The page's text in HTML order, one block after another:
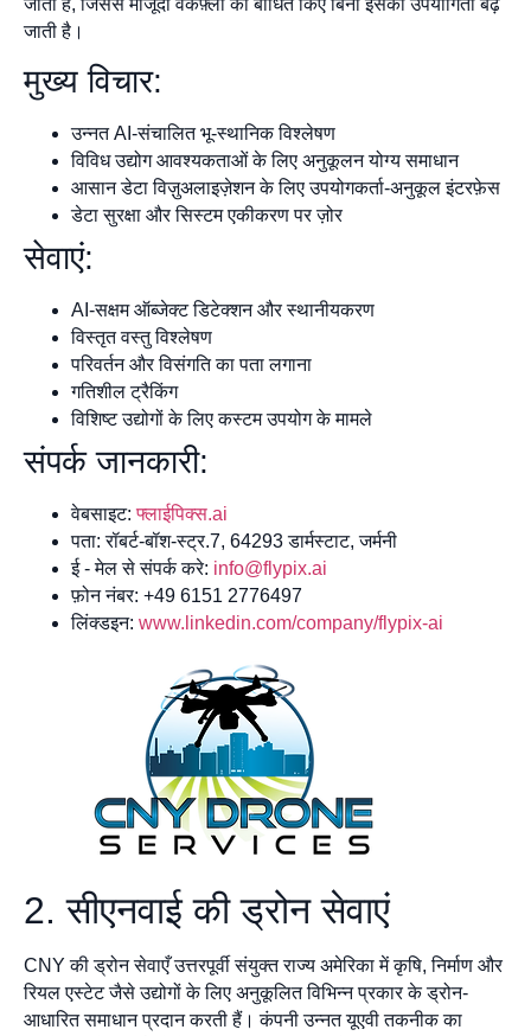
जाता है, जिससे मौजूदा वर्कफ़्लो को बाधित किए बिना इसकी उपयोगिता बढ़
जाती है।
मुख्य विचार:
उन्नत AI-संचालित भू-स्थानिक विश्लेषण
विविध उद्योग आवश्यकताओं के लिए अनुकूलन योग्य समाधान
आसान डेटा विज़ुअलाइज़ेशन के लिए उपयोगकर्ता-अनुकूल इंटरफ़ेस
डेटा सुरक्षा और सिस्टम एकीकरण पर ज़ोर
सेवाएं:
AI-सक्षम ऑब्जेक्ट डिटेक्शन और स्थानीयकरण
विस्तृत वस्तु विश्लेषण
परिवर्तन और विसंगति का पता लगाना
गतिशील ट्रैकिंग
विशिष्ट उद्योगों के लिए कस्टम उपयोग के मामले
संपर्क जानकारी:
वेबसाइट:फ्लाईपिक्स.ai
पता: रॉबर्ट-बॉश-स्ट्र.7, 64293 डार्मस्टाट, जर्मनी
ई - मेल से संपर्क करे: info@flypix.ai
फ़ोन नंबर: +49 6151 2776497
लिंक्डइन: www.linkedin.com/company/flypix-ai
2. सीएनवाई की ड्रोन सेवाएं
CNY की ड्रोन सेवाएँ उत्तरपूर्वी संयुक्त राज्य अमेरिका में कृषि, निर्माण और
रियल एस्टेट जैसे उद्योगों के लिए अनुकूलित विभिन्न प्रकार के ड्रोन-
आधारित समाधान प्रदान करती हैं। कंपनी उन्नत यूएवी तकनीक का